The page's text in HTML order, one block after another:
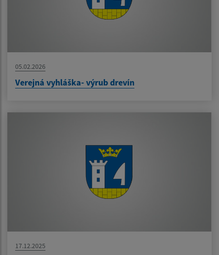
05.02.2026
Verejná vyhláška- výrub drevín
17.12.2025